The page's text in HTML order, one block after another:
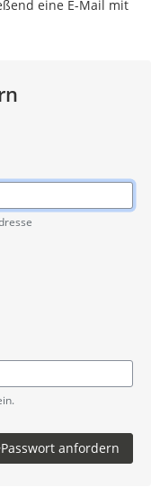
eine E-Mail mit
Passwort anfordern